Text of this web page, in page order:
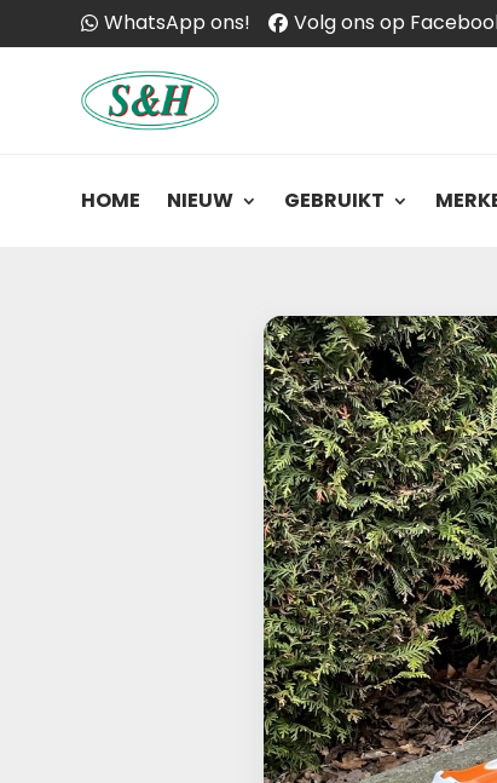
WhatsApp ons! Volg ons op
HOME NIEUW GEBRUIKT